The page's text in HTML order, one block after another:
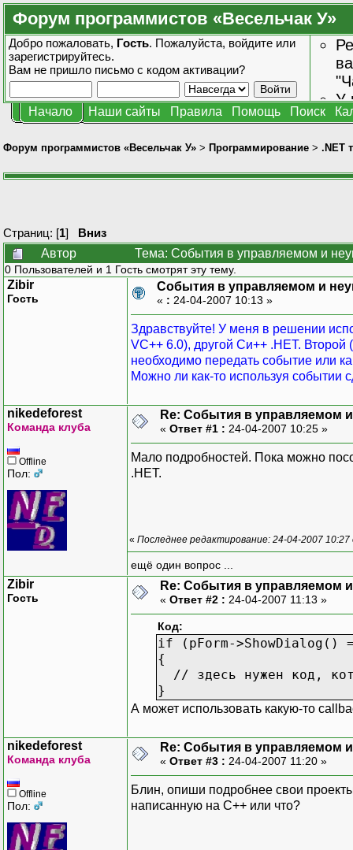
Форум программистов «Весельчак У»
Добро пожаловать, Гость. Пожалуйста, войдите или
зарегистрируйтесь.
Вам не пришло письмо с кодом активации?
У
Начало Наши сайты Правила Помощь Поиск
Форум программистов «Весельчак У» > Программирование > .NET
Страниц: [1] Вниз
Автор
Тема: События в управляемом и
0 Пользователей и 1 Гость смотрят эту тему.
Zibir
Гость
События в управляемом и
« : 24-04-2007 10:13 »
Здравствуйте! У меня в решении
VC++ 6.0), другой Си++ .НЕТ. Второй
необходимо передать событие или
Можно ли как-то используя событии
nikedeforest
Команда клуба
Offline
Пол:
Re: События в управляемом
« Ответ #1 : 24-04-2007 10:25 »
Мало подробностей. Пока можно
.НЕТ.
« Последнее редактирование: 24-04-2007
ещё один вопрос ...
Zibir
Гость
Re: События в управляемом
« Ответ #2 : 24-04-2007 11:13 »
Код:
if (pForm->ShowDialog()
{
// здесь нужен код,
}
А может использовать какую-то
nikedeforest
Команда клуба
Offline
Пол:
Re: События в управляемом
« Ответ #3 : 24-04-2007 11:20 »
Блин, опиши подробнее свои
написанную на С++ или что?